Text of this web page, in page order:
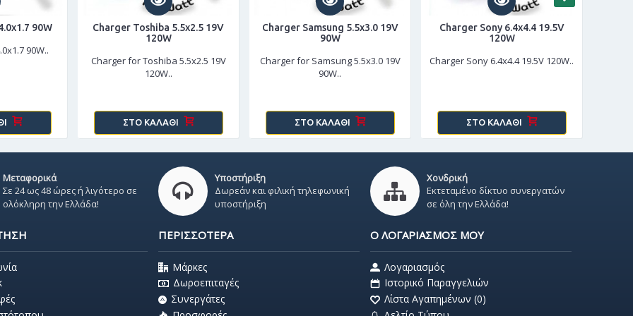
90W
90W..
Charger Toshiba 5.5x2.5 19V
120W
Charger for Toshiba 5.5x2.5 19V
120W..
ΣΤΟ ΚΑΛΆΘΙ
Charger Samsung 5.5x3.0 19V
90W
Charger for Samsung 5.5x3.0 19V
90W..
ΣΤΟ ΚΑΛΆΘΙ
Charger Sony 6.4x4.4 19.5V
120W
Charger Sony 6.4x4.4 19.5V 120W..
ΣΤΟ ΚΑΛΆΘΙ
Μεταφορικά
Σε 24 ως 48 ώρες ή λιγότερο σε
ολόκληρη την Ελλάδα!
Υποστήριξη
Δωρεάν και φιλική τηλεφωνική
υποστήριξη
Χονδρική
Εκτεταμένο δίκτυο συνεργατών
σε όλη την Ελλάδα!
ΠΕΡΙΣΣΌΤΕΡΑ
Μάρκες
Δωροεπιταγές
Συνεργάτες
Ο ΛΟΓΑΡΙΑΣΜΌΣ ΜΟΥ
Λογαριασμός
Ιστορικό Παραγγελιών
Λίστα Αγαπημένων (0)